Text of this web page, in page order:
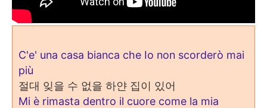
C'e' una casa bianca che Io non scorderò mai
più
절대 잊을 수 없을 하얀 집이 있어
Mi è rimasta dentro il cuore come la mia